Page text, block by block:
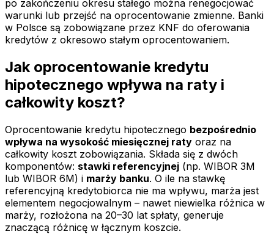
po zakończeniu okresu stałego można renegocjować
warunki lub przejść na oprocentowanie zmienne. Banki
w Polsce są zobowiązane przez KNF do oferowania
kredytów z okresowo stałym oprocentowaniem.
Jak oprocentowanie kredytu
hipotecznego wpływa na raty i
całkowity koszt?
Oprocentowanie kredytu hipotecznego bezpośrednio
wpływa na wysokość miesięcznej raty oraz na
całkowity koszt zobowiązania. Składa się z dwóch
komponentów: stawki referencyjnej (np. WIBOR 3M
lub WIBOR 6M) i marży banku. O ile na stawkę
referencyjną kredytobiorca nie ma wpływu, marża jest
elementem negocjowalnym – nawet niewielka różnica w
marży, rozłożona na 20–30 lat spłaty, generuje
znaczącą różnicę w łącznym koszcie.